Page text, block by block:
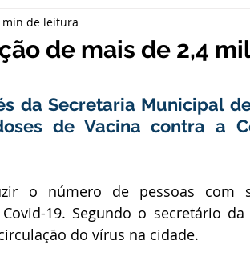
Assistência Social
Casa Civil Ordem de Serviço
de mais de 2,4 mil
min de leitura
da Secretaria Municipal
de Vacina contra a
o número de pessoas com
19. Segundo o secretário da
do vírus na cidade.